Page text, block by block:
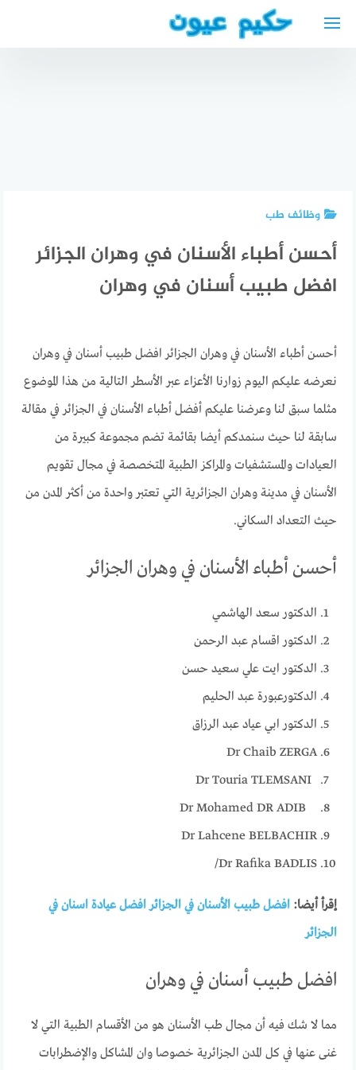
وظائف طب
أحسن أطباء الأسنان في وهران الجزائر
افضل طبيب أسنان في وهران
أحسن أطباء الأسنان في وهران الجزائر افضل طبيب أسنان في وهران
نعرضه عليكم اليوم زوارنا الأعزاء عبر الأسطر التالية من هذا الموضوع
مثلما سبق لنا وعرضنا عليكم أفضل أطباء الأسنان في الجزائر في مقالة
سابقة لنا حيث سنمدكم أيضا بقائمة تضم مجموعة كبيرة من
العيادات والمستشفيات والمراكز الطبية المتخصصة في مجال تقويم
الأسنان في مدينة وهران الجزائرية التي تعتبر واحدة من أكثر المدن من
حيث التعداد السكاني.
أحسن أطباء الأسنان في وهران الجزائر
الدكتور سعد الهاشمي
الدكتور اقسام عبد الرحمن
الدكتور ايت علي سعيد حسن
الدكتورعبورة عبد الحليم
الدكتور ابي عياد عبد الرزاق
Dr Chaib ZERGA
Dr Touria TLEMSANI
Dr Mohamed DR ADIB
Dr Lahcene BELBACHIR
Dr Rafika BADLIS/
إقرأ أيضا:افضل طبيب الأسنان في الجزائر افضل عيادة اسنان في
الجزائر
افضل طبيب أسنان في وهران
مما لا شك فيه أن مجال طب الأسنان هو من الأقسام الطبية التي لا
غنى عنها في كل المدن الجزائرية خصوصا وان المشاكل والإضطرابات